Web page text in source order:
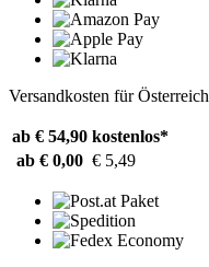
Versandkosten für Österreich
ab € 54,90 kostenlos*
ab € 0,00 € 5,49